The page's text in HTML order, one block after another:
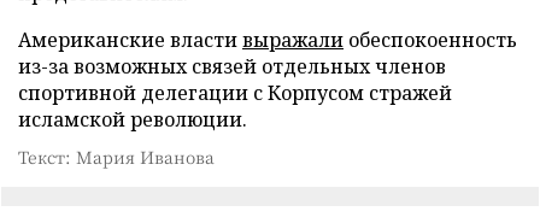
Американские властивыражали обеспокоенность
из-за возможных связей отдельных членов
спортивной делегации с Корпусом стражей
исламской революции.
Текст: Мария Иванова